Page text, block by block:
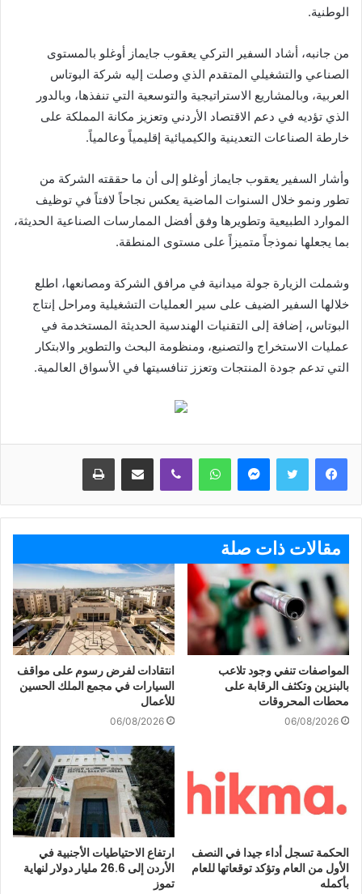
الوطنية.
من جانبه، أشاد السفير التركي يعقوب جايماز أوغلو بالمستوى
الصناعي والتشغيلي المتقدم الذي وصلت إليه شركة البوتاس
العربية، وبالمشاريع الاستراتيجية والتوسعية التي تنفذها، وبالدور
الذي تؤديه في دعم الاقتصاد الأردني وتعزيز مكانة المملكة على
خارطة الصناعات التعدينية والكيميائية إقليمياً وعالمياً.
وأشار السفير يعقوب جايماز أوغلو إلى أن ما حققته الشركة من
تطور ونمو خلال السنوات الماضية يعكس نجاحاً لافتاً في توظيف
الموارد الطبيعية وتطويرها وفق أفضل الممارسات الصناعية الحديثة،
بما يجعلها نموذجاً متميزاً على مستوى المنطقة.
وشملت الزيارة جولة ميدانية في مرافق الشركة ومصانعها، اطلع
خلالها السفير الضيف على سير العمليات التشغيلية ومراحل إنتاج
البوتاس، إضافة إلى التقنيات الهندسية الحديثة المستخدمة في
عمليات الاستخراج والتصنيع، ومنظومة البحث والتطوير والابتكار
التي تدعم جودة المنتجات وتعزز تنافسيتها في الأسواق العالمية.
ماسنجر واتساب ڤايبر مشاركة عبر البريد طباعة
مقالات ذات صلة
المواصفات تنفي وجود تلاعب
بالبنزين وتكثف الرقابة على
محطات المحروقات
06/08/2026
انتقادات لفرض رسوم على مواقف
السيارات في مجمع الملك الحسين
للأعمال
06/08/2026
الحكمة تسجل أداء جيدا في النصف
الأول من العام وتؤكد توقعاتها للعام
بأكمله
ارتفاع الاحتياطيات الأجنبية في
الأردن إلى 26.6 مليار دولار لنهاية
تموز